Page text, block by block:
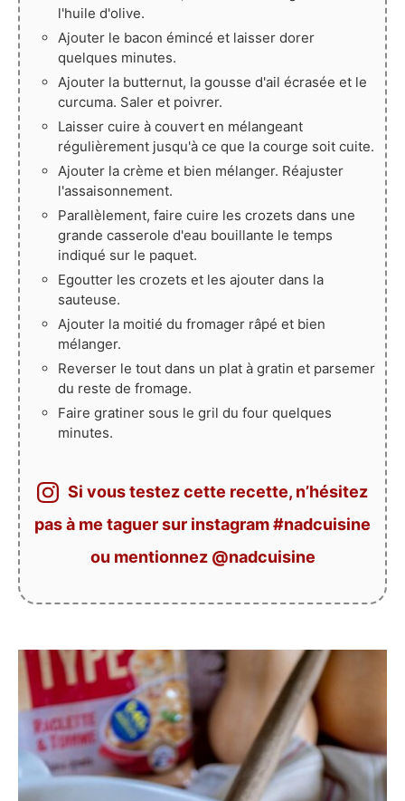
l'huile d'olive.
Ajouter le bacon émincé et laisser dorer
quelques minutes.
Ajouter la butternut, la gousse d'ail écrasée et le
curcuma. Saler et poivrer.
Laisser cuire à couvert en mélangeant
régulièrement jusqu'à ce que la courge soit cuite.
Ajouter la crème et bien mélanger. Réajuster
l'assaisonnement.
Parallèlement, faire cuire les crozets dans une
grande casserole d'eau bouillante le temps
indiqué sur le paquet.
Egoutter les crozets et les ajouter dans la
sauteuse.
Ajouter la moitié du fromager râpé et bien
mélanger.
Reverser le tout dans un plat à gratin et parsemer
du reste de fromage.
Faire gratiner sous le gril du four quelques
minutes.
Si vous testez cette recette, n’hésitez
pas à me taguer sur instagram #nadcuisine
ou mentionnez @nadcuisine